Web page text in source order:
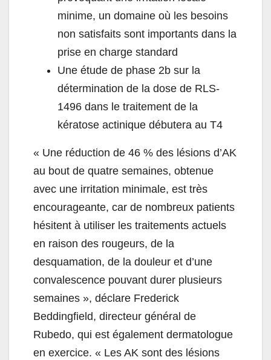
minime, un domaine où les besoins
non satisfaits sont importants dans la
prise en charge standard
Une étude de phase 2b sur la
détermination de la dose de RLS-
1496 dans le traitement de la
kératose actinique débutera au T4
« Une réduction de 46 % des lésions d’AK
au bout de quatre semaines, obtenue
avec une irritation minimale, est très
encourageante, car de nombreux patients
hésitent à utiliser les traitements actuels
en raison des rougeurs, de la
desquamation, de la douleur et d’une
convalescence pouvant durer plusieurs
semaines », déclare Frederick
Beddingfield, directeur général de
Rubedo, qui est également dermatologue
en exercice. « Les AK sont des lésions